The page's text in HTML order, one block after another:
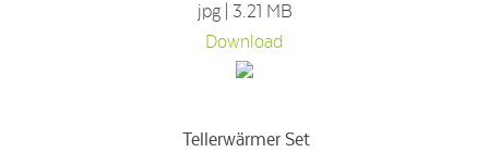
jpg | 3.21 MB
Download
Tellerwärmer Set